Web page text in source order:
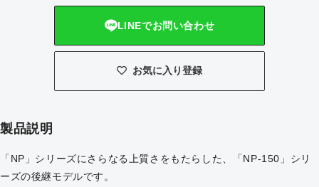
LINEでお問い合わせ
お気に入り登録
製品説明
「NP」シリーズにさらなる上質さをもたらした、「NP-150」シリ
ーズの後継モデルです。